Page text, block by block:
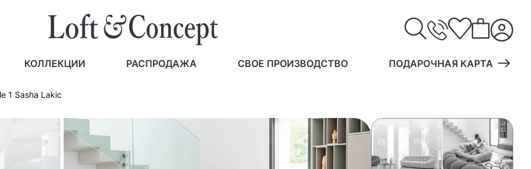
КОЛЛЕКЦИИ РАСПРОДАЖА СВОЕ ПРОИЗВОДСТВО ПОДАРОЧНАЯ КАРТА
1 Sasha Lakic